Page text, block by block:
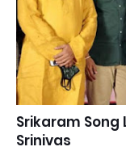
Srikaram
Srinivas